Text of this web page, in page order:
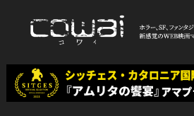
WEB映画マガジ
ワイ